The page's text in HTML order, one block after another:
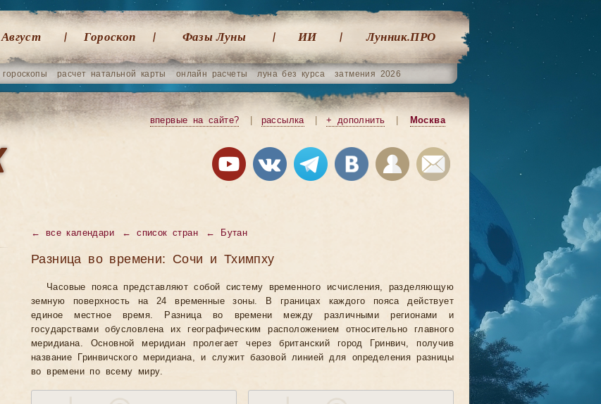
Август Гороскоп Фазы Луны ИИ Лунник.ПРО
гороскопы расчет натальной карты онлайн расчеты луна без курса затмения 2026
впервые на сайте? рассылка + дополнить Москва
← все календари ←список стран ← Бутан
Разница во времени: Сочи и Тхимпху
Часовые пояса представляют собой систему временного исчисления, разделяющую
земную поверхность на 24 временные зоны. В границах каждого пояса действует
единое местное время. Разница во времени между различными регионами и
государствами обусловлена их географическим расположением относительно главного
меридиана. Основной меридиан пролегает через британский город Гринвич, получив
название Гринвичского меридиана, и служит базовой линией для определения разницы
во времени по всему миру.